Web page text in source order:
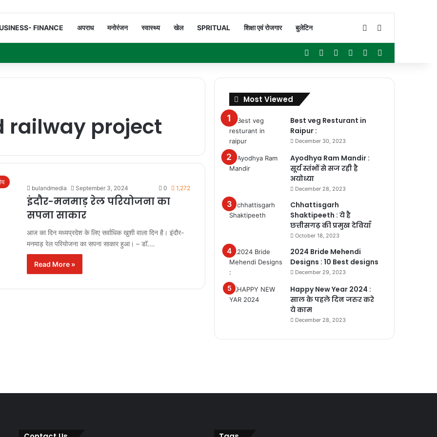
FINANCE अपराध मनोरंजन स्वास्थ्य खेल SPRITUAL शिक्षा एवं रोजगार बुलेटिन Switch skin
Facebook YouTubeInstagramWhatsApp
railway project
bulandmedia September 3, 2024 0 1,272
इंदौर-मनमाड़ रेल परियोजना का
सपना साकार
आज का दिन मध्यप्रदेश के लिए सर्वाधिक खुशी वाला दिन है। इंदौर-
मनमाड़ रेल परियोजना का सपना साकार हुआ। – डॉ.…
Read More »
Most Viewed
Best veg Resturant in
Raipur :
December 30, 2023
Ayodhya Ram Mandir :
सूर्य स्तंभों से सज रही है
अयोध्या
December 28, 2023
Chhattisgarh
Shaktipeeth : ये है
छत्तीसगढ़ की प्रमुख देवियाँ
October 18, 2023
2024 Bride Mehendi
Designs : 10 Best designs
December 29, 2023
Happy New Year 2024 :
साल के पहले दिन जरुर करे
ये काम
December 28, 2023